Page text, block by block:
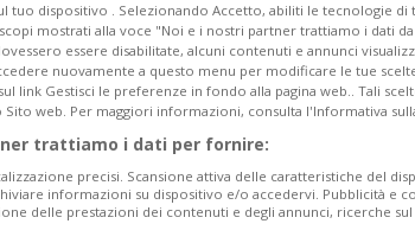
tuo dispositivo . Selezionando Accetto, abiliti le tecnologie di
mostrati alla voce "Noi e i nostri partner trattiamo i dati
essere disabilitate, alcuni contenuti e annunci
nuovamente a questo menu per modificare le tue
link Gestisci le preferenze in fondo alla pagina web.. Tali
web. Per maggiori informazioni, consulta l'Informativa
trattiamo i dati per fornire:
precisi. Scansione attiva delle caratteristiche del
informazioni su dispositivo e/o accedervi. Pubblicità e
delle prestazioni dei contenuti e degli annunci, ricerche